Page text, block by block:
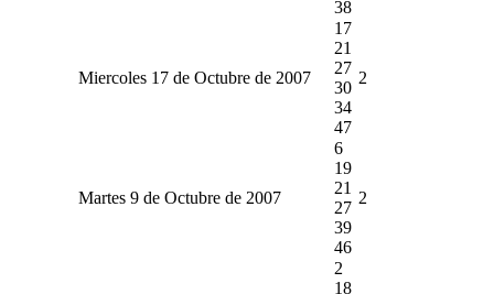
38
Miercoles 17 de Octubre de 2007
17
21
27
30
34
47
2
Martes 9 de Octubre de 2007
6
19
21
27
39
46
2
2
18